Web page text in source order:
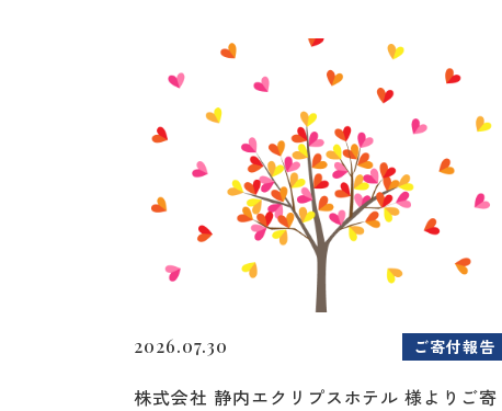
2026.07.30 ご寄付報告
株式会社 静内エクリプスホテル 様よりご寄